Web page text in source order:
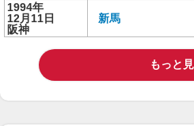
1994年
12月11日
阪神
新馬
もっと